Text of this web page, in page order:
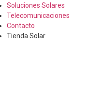
Soluciones Solares
Telecomunicaciones
Contacto
Tienda Solar